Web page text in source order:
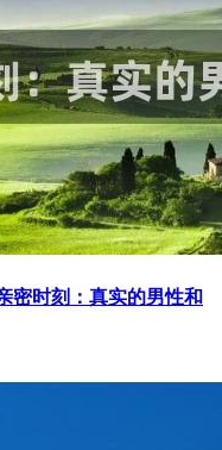
密时刻：真实的男性和